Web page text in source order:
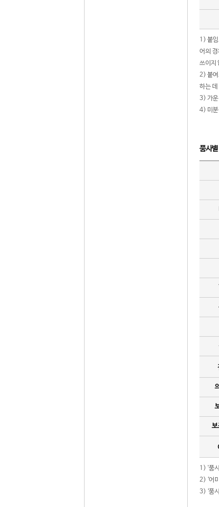
1) 붙
어의
쓰이지
2) 붙여
하는
3) 가운
4) 미분
품사
보
1) '품
2) ‘어
3) ‘품